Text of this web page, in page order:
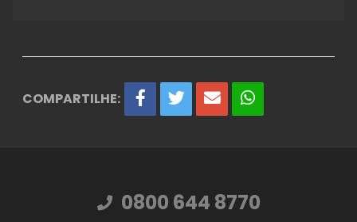
COMPARTILHE:
0800 644 8770